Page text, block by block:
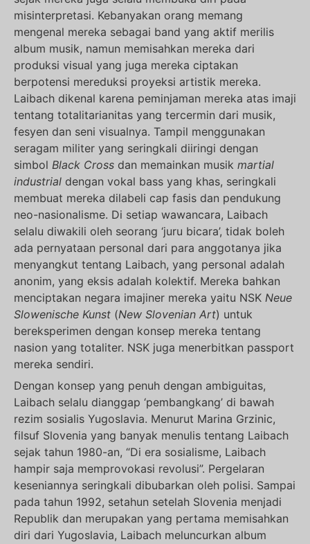
misinterpretasi. Kebanyakan orang memang
mengenal mereka sebagai band yang aktif merilis
album musik, namun memisahkan mereka dari
produksi visual yang juga mereka ciptakan
berpotensi mereduksi proyeksi artistik mereka.
Laibach dikenal karena peminjaman mereka atas imaji
tentang totalitarianitas yang tercermin dari musik,
fesyen dan seni visualnya. Tampil menggunakan
seragam militer yang seringkali diiringi dengan
simbol Black Cross dan memainkan musik martial
industrial dengan vokal bass yang khas, seringkali
membuat mereka dilabeli cap fasis dan pendukung
neo-nasionalisme. Di setiap wawancara, Laibach
selalu diwakili oleh seorang ‘juru bicara’, tidak boleh
ada pernyataan personal dari para anggotanya jika
menyangkut tentang Laibach, yang personal adalah
anonim, yang eksis adalah kolektif. Mereka bahkan
menciptakan negara imajiner mereka yaitu NSK Neue
Slowenische Kunst (New Slovenian Art) untuk
bereksperimen dengan konsep mereka tentang
nasion yang totaliter. NSK juga menerbitkan passport
mereka sendiri.
Dengan konsep yang penuh dengan ambiguitas,
Laibach selalu dianggap ‘pembangkang’ di bawah
rezim sosialis Yugoslavia. Menurut Marina Grzinic,
filsuf Slovenia yang banyak menulis tentang Laibach
sejak tahun 1980-an, “Di era sosialisme, Laibach
hampir saja memprovokasi revolusi”. Pergelaran
keseniannya seringkali dibubarkan oleh polisi. Sampai
pada tahun 1992, setahun setelah Slovenia menjadi
Republik dan merupakan yang pertama memisahkan
diri dari Yugoslavia, Laibach meluncurkan album